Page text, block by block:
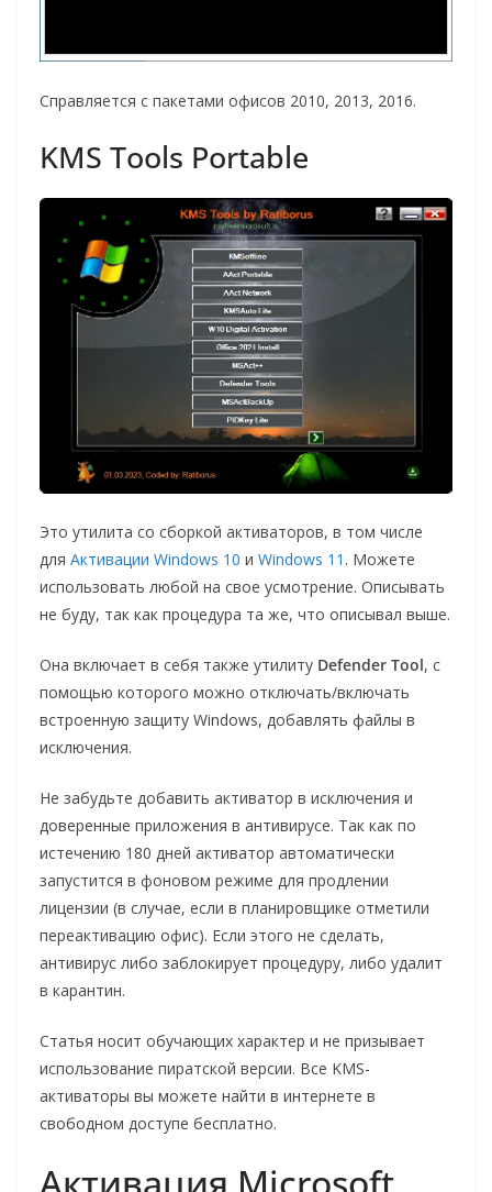
Справляется с пакетами офисов 2010, 2013, 2016.
KMS Tools Portable
Это утилита со сборкой активаторов, в том числе
для Активации Windows 10 и Windows 11 . Можете
использовать любой на свое усмотрение. Описывать
не буду, так как процедура та же, что описывал выше.
Она включает в себя также утилиту Defender Tool, с
помощью которого можно отключать/включать
встроенную защиту Windows, добавлять файлы в
исключения.
Не забудьте добавить активатор в исключения и
доверенные приложения в антивирусе. Так как по
истечению 180 дней активатор автоматически
запустится в фоновом режиме для продлении
лицензии (в случае, если в планировщике отметили
переактивацию офис). Если этого не сделать,
антивирус либо заблокирует процедуру, либо удалит
в карантин.
Статья носит обучающих характер и не призывает
использование пиратской версии. Все KMS-
активаторы вы можете найти в интернете в
свободном доступе бесплатно.